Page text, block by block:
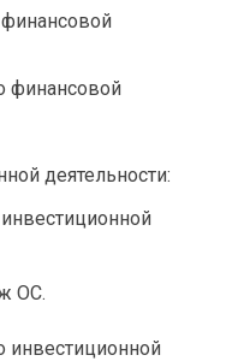
финансовой
деятельности:
ОС.
инвестиционной